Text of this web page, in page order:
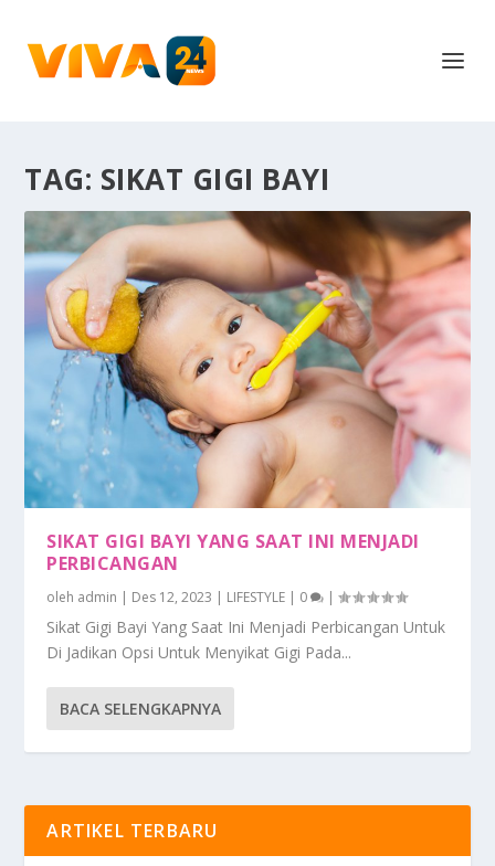
TAG: SIKAT GIGI BAYI
SIKAT GIGI BAYI YANG SAAT INI MENJADI
PERBICANGAN
oleh admin | Des 12, 2023 | LIFESTYLE | 0 |
Sikat Gigi Bayi Yang Saat Ini Menjadi Perbicangan Untuk
Di Jadikan Opsi Untuk Menyikat Gigi Pada...
BACA SELENGKAPNYA
ARTIKEL TERBARU